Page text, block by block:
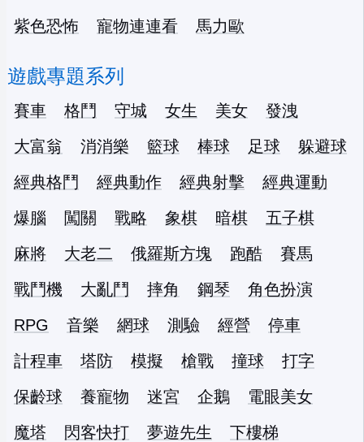
紫色恐怖
寵物連連看 馬力歐
遊戲專題系列
賽車 格鬥 守城 女生 美女
發洩
大富翁
消消樂 籃球 棒球 足球
躲避球
經典格鬥
經典動作 經典射擊
經典運動
爆腦
闖關 戰略 象棋 暗棋
五子棋
麻將
大老二 俄羅斯方塊 跑酷
賽馬
戰鬥機
大亂鬥 摔角 鋼琴
角色扮演
RPG
音樂 網球 測驗 經營
停車
計程車
塔防 模擬 槍戰 撞球
打字
保齡球
養寵物 迷宮 企鵝
電眼美女
魔塔
閃客快打 夢遊先生
下樓梯